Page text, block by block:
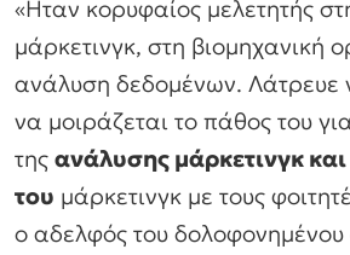
«Ηταν κορυφαίος μελετητής
μάρκετινγκ, στη βιομηχανική
ανάλυση δεδομένων. Λάτρευε
να μοιράζεται το πάθος του
της ανάλυσης μάρκετινγκ
του μάρκετινγκ με τους
ο αδελφός του